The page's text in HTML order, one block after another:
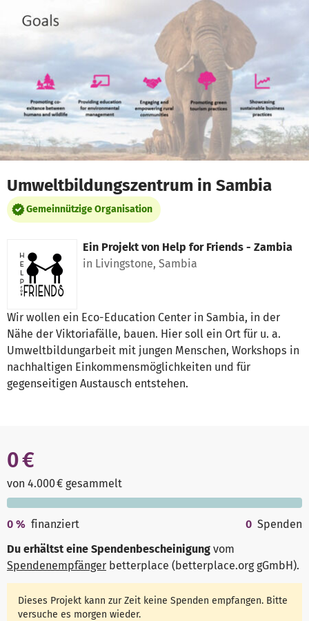
Erklärung zur Barrierefreiheit anzeigen
Umweltbildungszentrum in Sambia
Gemeinnützige Organisation
Ein Projekt von Help for Friends - Zambia
in Livingstone, Sambia
Wir wollen ein Eco-Education Center in Sambia, in der
Nähe der Viktoriafälle, bauen. Hier soll ein Ort für u. a.
Umweltbildungarbeit mit jungen Menschen, Workshops in
nachhaltigen Einkommensmöglichkeiten und für
gegenseitigen Austausch entstehen.
0 €
von 4.000 € gesammelt
0 % finanziert 0 Spenden
Du erhältst eine Spendenbescheinigung vom
Spendenempfänger betterplace (betterplace.org gGmbH).
Dieses Projekt kann zur Zeit keine Spenden empfangen. Bitte
versuche es morgen wieder.